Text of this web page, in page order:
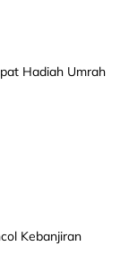
Hadiah Umrah
Kebanjiran